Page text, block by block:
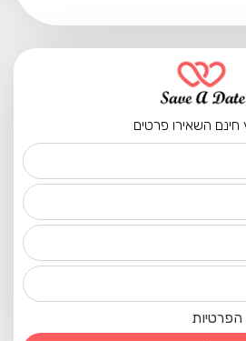
חינם השאירו פרטים
הפרטיות